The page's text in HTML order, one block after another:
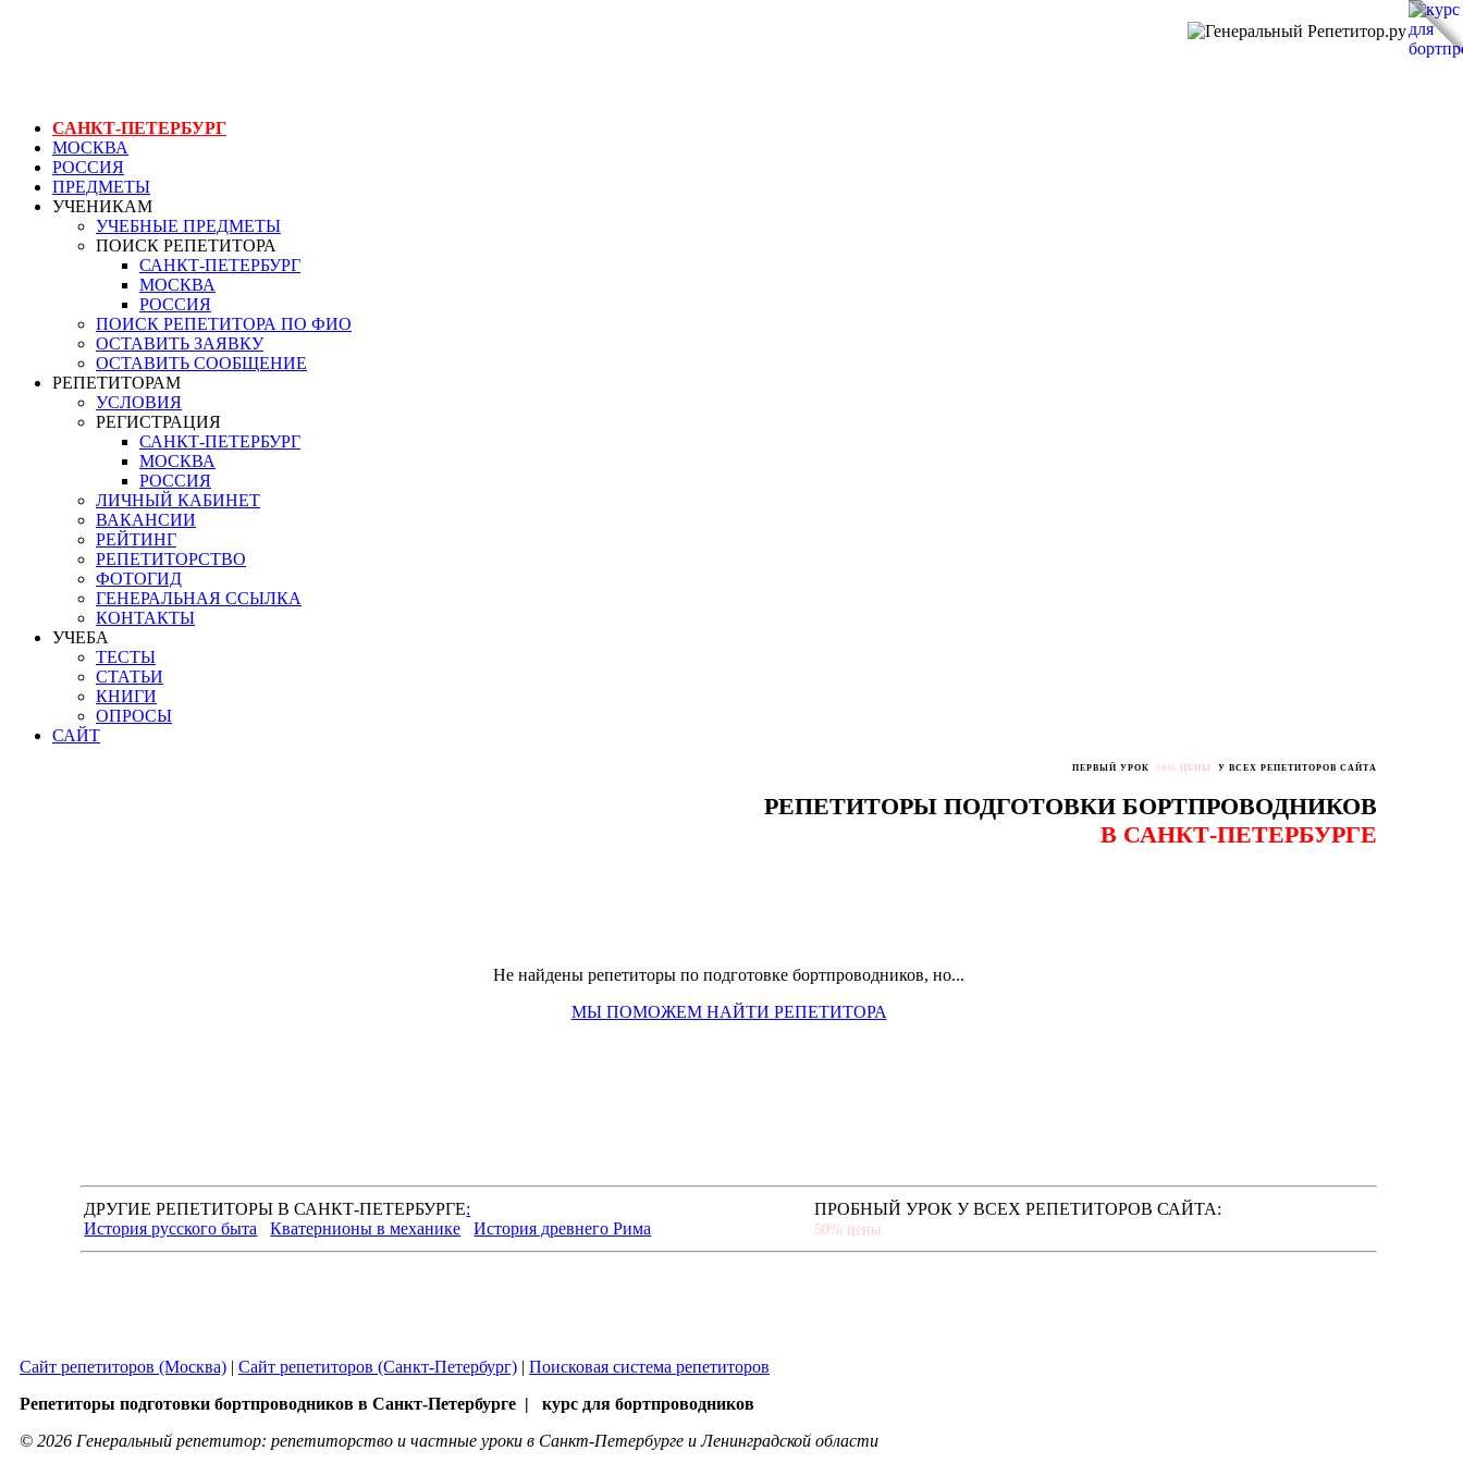
САНКТ-ПЕТЕРБУРГ
МОСКВА
РОССИЯ
ПРЕДМЕТЫ
УЧЕНИКАМ
УЧЕБНЫЕ ПРЕДМЕТЫ
ПОИСК РЕПЕТИТОРА
САНКТ-ПЕТЕРБУРГ
МОСКВА
РОССИЯ
ПОИСК РЕПЕТИТОРА ПО ФИО
ОСТАВИТЬ ЗАЯВКУ
ОСТАВИТЬ СООБЩЕНИЕ
РЕПЕТИТОРАМ
УСЛОВИЯ
РЕГИСТРАЦИЯ
САНКТ-ПЕТЕРБУРГ
МОСКВА
РОССИЯ
ЛИЧНЫЙ КАБИНЕТ
ВАКАНСИИ
РЕЙТИНГ
РЕПЕТИТОРСТВО
ФОТОГИД
ГЕНЕРАЛЬНАЯ ССЫЛКА
КОНТАКТЫ
УЧЕБА
ТЕСТЫ
СТАТЬИ
КНИГИ
ОПРОСЫ
САЙТ
ПЕРВЫЙ УРОК 50% ЦЕНЫ У ВСЕХ РЕПЕТИТОРОВ САЙТА
РЕПЕТИТОРЫ ПОДГОТОВКИ БОРТПРОВОДНИКОВ
В САНКТ-ПЕТЕРБУРГЕ
Не найдены репетиторы по подготовке бортпроводников, но...
МЫ ПОМОЖЕМ НАЙТИ РЕПЕТИТОРА
ДРУГИЕ РЕПЕТИТОРЫ В САНКТ-ПЕТЕРБУРГЕ:
История русского быта
Кватернионы в механике История древнего Рима
ПРОБНЫЙ УРОК У ВСЕХ РЕПЕТИТОРОВ САЙТА:
50% цены
Сайт репетиторов (Москва) | Сайт репетиторов (Санкт-Петербург) | Поисковая система репетиторов
Репетиторы подготовки бортпроводников в Санкт-Петербурге | курс для бортпроводников
© 2026 Генеральный репетитор: репетиторство и частные уроки в Санкт-Петербурге и Ленинградской области